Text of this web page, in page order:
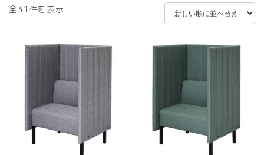
全31件を表示
順